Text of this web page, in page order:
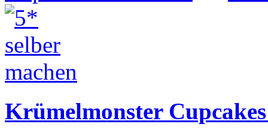
Krümelmonster